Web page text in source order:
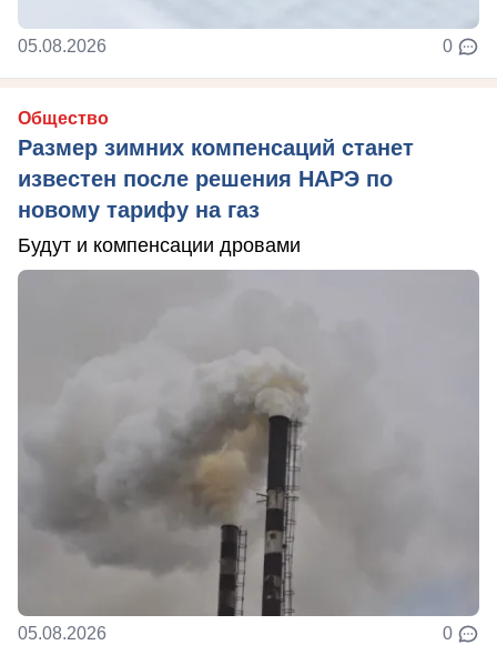
05.08.2026 0
Общество
Размер зимних компенсаций станет
известен после решения НАРЭ по
новому тарифу на газ
Будут и компенсации дровами
05.08.2026 0